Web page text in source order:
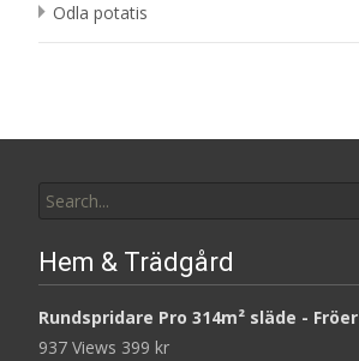
Odla potatis
for:
Hem & Trädgård
Rundspridare Pro 314m² släde - Fröer
937 Views 399 kr